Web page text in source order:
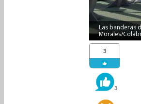
Las banderas
Morales/
3
3